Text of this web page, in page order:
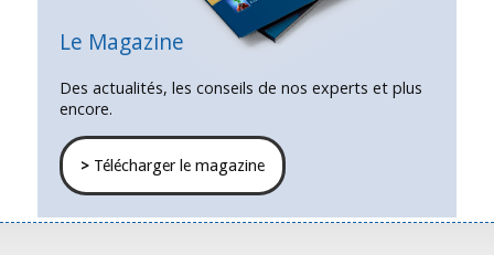
Le Magazine
Des actualités, les conseils de nos experts et plus
encore.
>Télécharger le magazine